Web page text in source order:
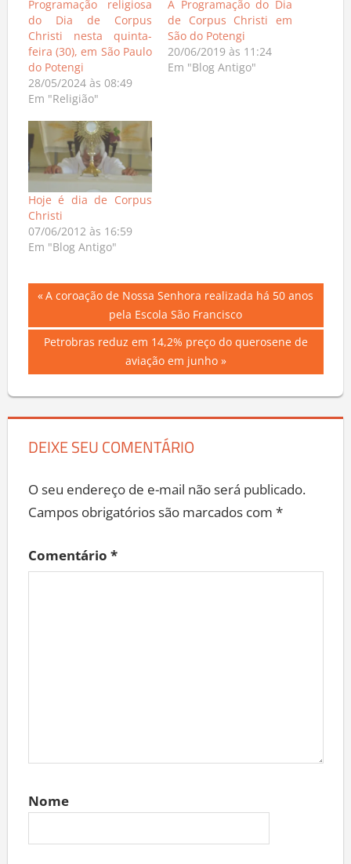
Programação religiosa
do Dia de Corpus
Christi nesta quinta-
feira (30), em São Paulo
do Potengi
28/05/2024 às 08:49
Em "Religião"
A Programação do Dia
de Corpus Christi em
São do Potengi
20/06/2019 às 11:24
Em "Blog Antigo"
Hoje é dia de Corpus
Christi
07/06/2012 às 16:59
Em "Blog Antigo"
Navegação
de
Previous
A coroação de Nossa Senhora realizada há 50 anos
pela Escola São Francisco
Next
Petrobras reduz em 14,2% preço do querosene de
aviação em junho
DEIXE SEU COMENTÁRIO
O seu endereço de e-mail não será publicado.
Campos obrigatórios são marcados com *
Comentário *
Nome